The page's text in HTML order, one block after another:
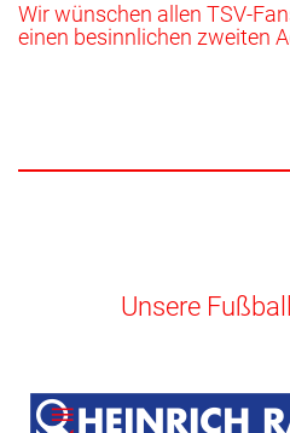
Wir wünschen allen TSV-
einen besinnlichen zweiten
Unsere